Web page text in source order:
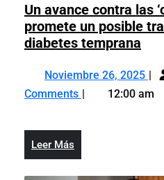
Un avance contra las
promete un posible
diabetes temprana
las
Noviembre 26, 2025
Comments
12:00 am
Leer Más
Más